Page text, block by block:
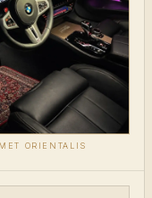
MET ORIENTALIS